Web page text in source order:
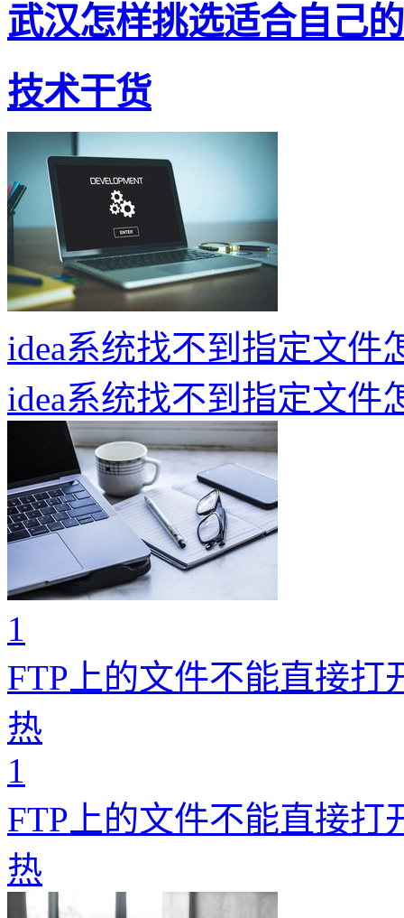
武汉怎样挑选适合自己
技术干货
idea系统找不到指定文件
idea系统找不到指定文件
1
FTP上的文件不能直接打
热
1
FTP上的文件不能直接打
热